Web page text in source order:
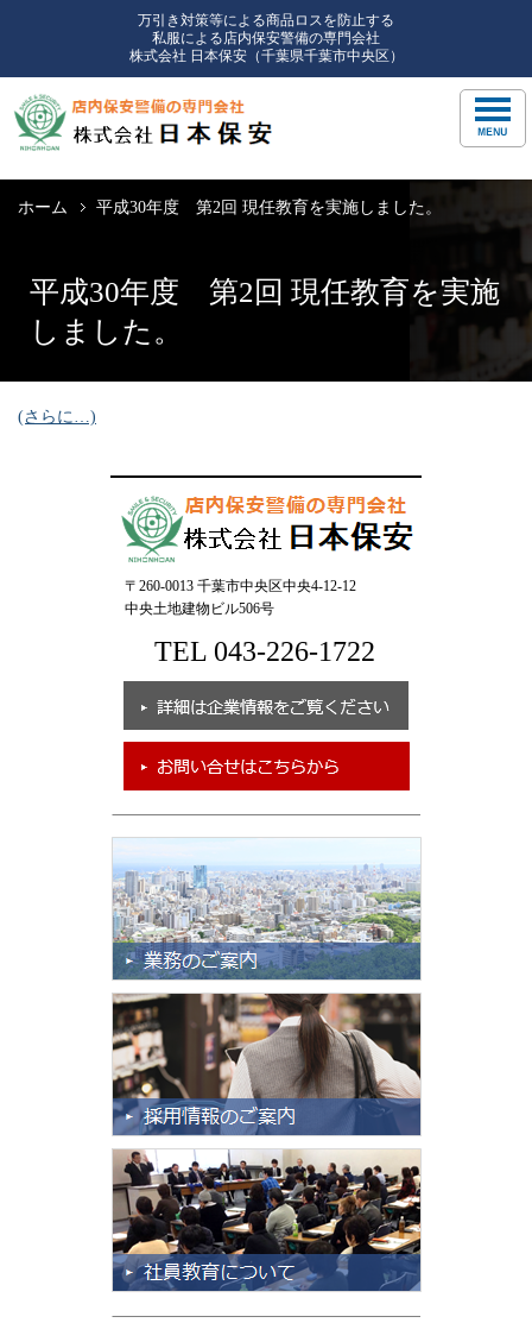
万引き対策等による商品ロスを防止する
私服による店内保安警備の専門会社
株式会社 日本保安（千葉県千葉市中央区）
ホーム 平成30年度 第2回 現任教育を実施しました。
平成30年度 第2回 現任教育を実施
しました。
(さらに…)
〒260-0013 千葉市中央区中央4-12-12
中央土地建物ビル506号
TEL 043-226-1722